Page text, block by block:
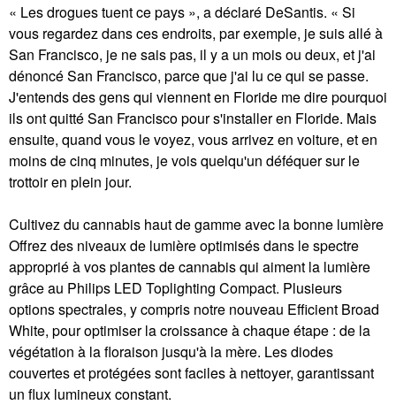
« Les drogues tuent ce pays », a déclaré DeSantis. « Si
vous regardez dans ces endroits, par exemple, je suis allé à
San Francisco, je ne sais pas, il y a un mois ou deux, et j'ai
dénoncé San Francisco, parce que j'ai lu ce qui se passe.
J'entends des gens qui viennent en Floride me dire pourquoi
ils ont quitté San Francisco pour s'installer en Floride. Mais
ensuite, quand vous le voyez, vous arrivez en voiture, et en
moins de cinq minutes, je vois quelqu'un déféquer sur le
trottoir en plein jour.
Cultivez du cannabis haut de gamme avec la bonne lumière
Offrez des niveaux de lumière optimisés dans le spectre
approprié à vos plantes de cannabis qui aiment la lumière
grâce au Philips LED Toplighting Compact. Plusieurs
options spectrales, y compris notre nouveau Efficient Broad
White, pour optimiser la croissance à chaque étape : de la
végétation à la floraison jusqu'à la mère. Les diodes
couvertes et protégées sont faciles à nettoyer, garantissant
un flux lumineux constant.